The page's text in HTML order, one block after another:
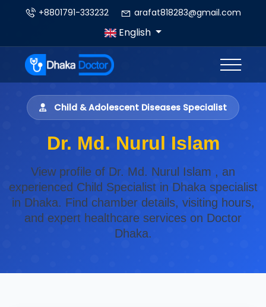
+8801791-333232 arafat818283@gmail.com
English
Child & Adolescent Diseases Specialist
Dr. Md. Nurul Islam
View profile of Dr. Md. Nurul Islam , an
experienced Child Specialist in Dhaka specialist
in Dhaka. Find chamber details, visiting hours,
and expert healthcare services on Doctor
Dhaka.